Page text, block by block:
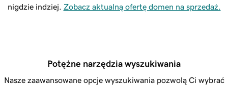
nigdzie indziej. Zobacz aktualną ofertę domen na sprzedaż.
Potężne narzędzia wyszukiwania
Nasze zaawansowane opcje wyszukiwania pozwolą Ci wybrać